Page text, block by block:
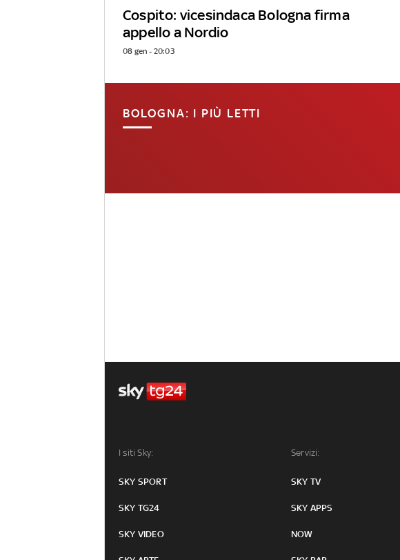
Cospito: vicesindaca Bologna firma
appello a Nordio
08 gen - 20:03
BOLOGNA: I PIÙ LETTI
I siti Sky:
SKY SPORT
SKY TG24
SKY VIDEO
Servizi:
SKY TV
SKY APPS
NOW